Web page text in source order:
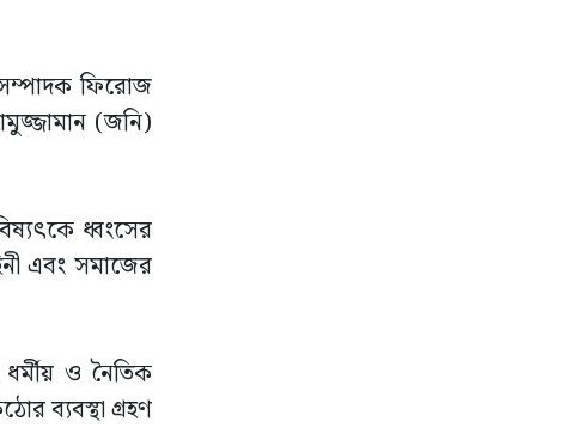
ফিরোজ
(জনি)
ধ্বংসের
এবং সমাজের
ও নৈতিক
ব্যবস্থা গ্রহণ